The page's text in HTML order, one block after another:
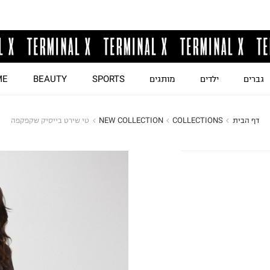
גברים ילדים מותגים SPORTS
BEAUTY
דף הבית COLLECTIONS
NEW COLLECTION טי שירט בייסיק שקפקפה